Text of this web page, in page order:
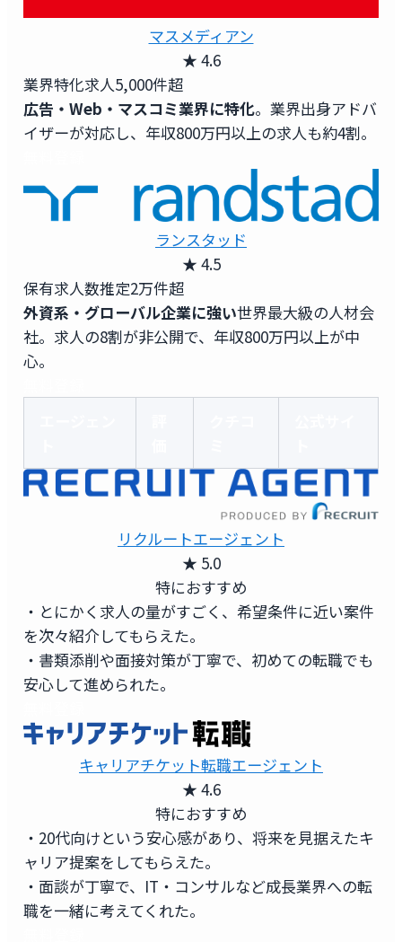
マスメディアン
★ 4.6
業界特化求人5,000件超
広告・Web・マスコミ業界に特化。業界出身アドバ
イザーが対応し、年収800万円以上の求人も約4割。
ランスタッド
★ 4.5
保有求人数推定2万件超
外資系・グローバル企業に強い世界最大級の人材会
社。求人の8割が非公開で、年収800万円以上が中
心。
リクルートエージェント
★ 5.0
特におすすめ
・とにかく求人の量がすごく、希望条件に近い案件
を次々紹介してもらえた。
・書類添削や面接対策が丁寧で、初めての転職でも
安心して進められた。
キャリアチケット転職エージェント
★ 4.6
特におすすめ
・20代向けという安心感があり、将来を見据えたキ
ャリア提案をしてもらえた。
・面談が丁寧で、IT・コンサルなど成長業界への転
職を一緒に考えてくれた。